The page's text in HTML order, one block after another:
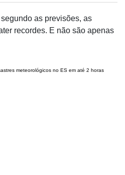
as previsões, as
recordes. E não são apenas